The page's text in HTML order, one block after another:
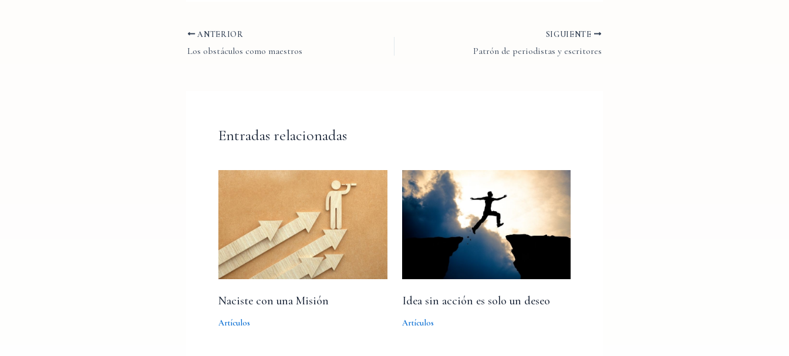
ANTERIOR
Los obstáculos como maestros
SIGUIENTE
Patrón de periodistas y escritores
Entradas relacionadas
Naciste con una Misión
Artículos
Idea sin acción es solo un deseo
Artículos